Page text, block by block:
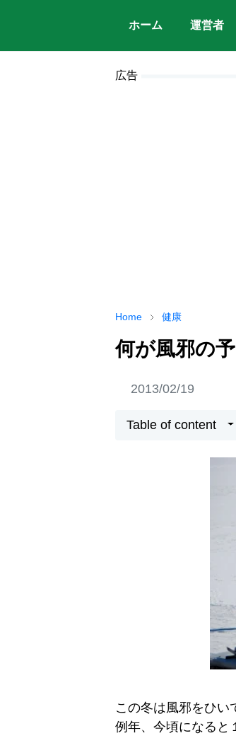
ホーム 運営者
広告
Home 健康
何が風邪の
2013/02/19
Table of content
この冬は風邪をひい
例年、今頃になると